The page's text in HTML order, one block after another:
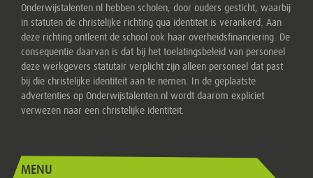
Onderwijstalenten.nl hebben scholen, door ouders gesticht, waarbij
in statuten de christelijke richting qua identiteit is verankerd. Aan
deze richting ontleent de school ook haar overheidsfinanciering. De
consequentie daarvan is dat bij het toelatingsbeleid van personeel
deze werkgevers statutair verplicht zijn alleen personeel dat past
bij die christelijke identiteit aan te nemen. In de geplaatste
advertenties op Onderwijstalenten.nl wordt daarom expliciet
verwezen naar een christelijke identiteit.
MENU